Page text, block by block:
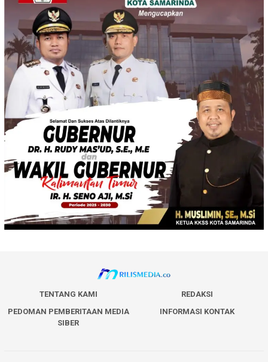
TENTANG KAMI
REDAKSI
PEDOMAN PEMBERITAAN MEDIA
SIBER
INFORMASI KONTAK